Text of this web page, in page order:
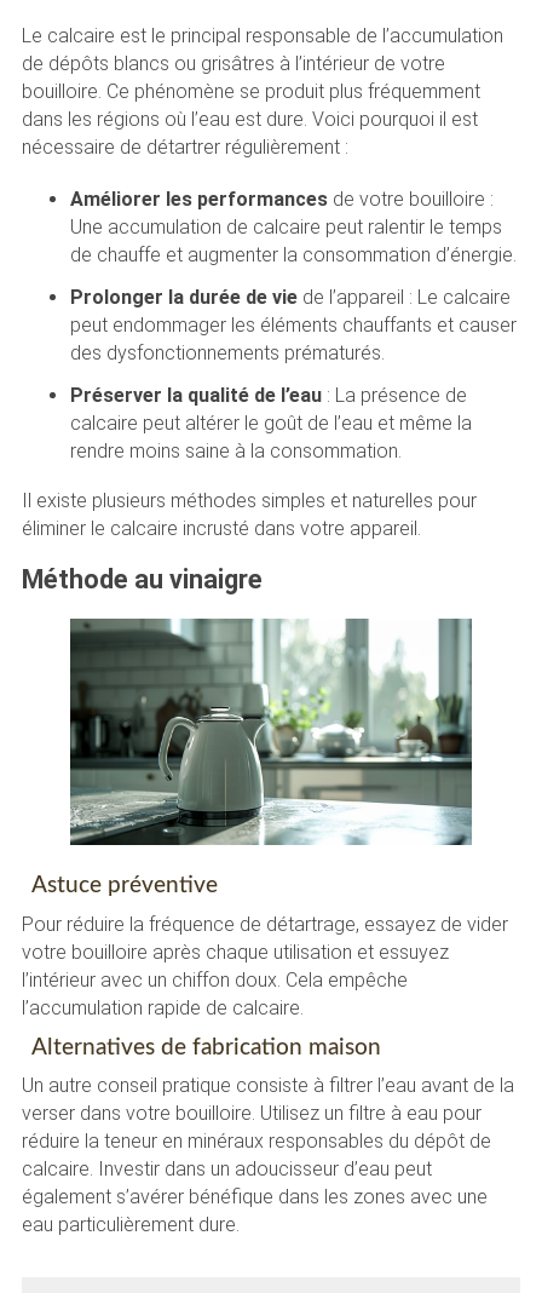
Le calcaire est le principal responsable de l’accumulation
de dépôts blancs ou grisâtres à l’intérieur de votre
bouilloire. Ce phénomène se produit plus fréquemment
dans les régions où l’eau est dure. Voici pourquoi il est
nécessaire de détartrer régulièrement :
Améliorer les performancesde votre bouilloire :
Une accumulation de calcaire peut ralentir le temps
de chauffe et augmenter la consommation d’énergie.
Prolonger la durée de viede l’appareil : Le calcaire
peut endommager les éléments chauffants et causer
des dysfonctionnements prématurés.
Préserver la qualité de l’eau: La présence de
calcaire peut altérer le goût de l’eau et même la
rendre moins saine à la consommation.
Il existe plusieurs méthodes simples et naturelles pour
éliminer le calcaire incrusté dans votre appareil.
Méthode au vinaigre
Astuce préventive
Pour réduire la fréquence de détartrage, essayez de vider
votre bouilloire après chaque utilisation et essuyez
l’intérieur avec un chiffon doux. Cela empêche
l’accumulation rapide de calcaire.
Alternatives de fabrication maison
Un autre conseil pratique consiste à filtrer l’eau avant de la
verser dans votre bouilloire. Utilisez un filtre à eau pour
réduire la teneur en minéraux responsables du dépôt de
calcaire. Investir dans un adoucisseur d’eau peut
également s’avérer bénéfique dans les zones avec une
eau particulièrement dure.